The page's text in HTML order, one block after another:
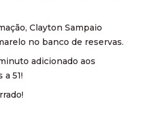
Clayton Sampaio
no banco de reservas.
adicionado aos
a 51!